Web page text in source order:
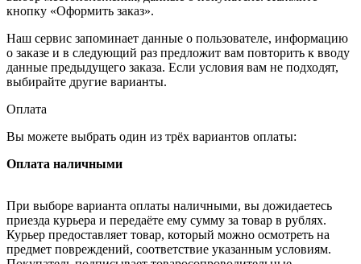
кнопку «Оформить заказ».
Наш сервис запоминает данные о пользователе, информацию
о заказе и в следующий раз предложит вам повторить к вводу
данные предыдущего заказа. Если условия вам не подходят,
выбирайте другие варианты.
Оплата
Вы можете выбрать один из трёх вариантов оплаты:
Оплата наличными
При выборе варианта оплаты наличными, вы дожидаетесь
приезда курьера и передаёте ему сумму за товар в рублях.
Курьер предоставляет товар, который можно осмотреть на
предмет повреждений, соответствие указанным условиям.